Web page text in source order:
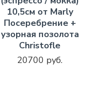
10,5см от Marly
Посеребрение +
узорная позолота
Christofle
20700 руб.